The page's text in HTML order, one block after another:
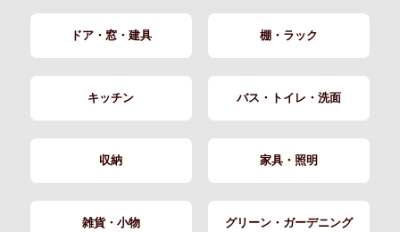
ドア・窓・建具 棚・ラック
キッチン バス・トイレ・洗面
収納 家具・照明
雑貨・小物 グリーン・ガーデニング